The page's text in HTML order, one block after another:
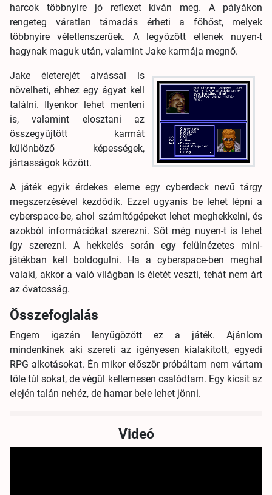
harcok többnyire jó reflexet kíván meg. A pályákon
rengeteg váratlan támadás érheti a főhőst, melyek
többnyire véletlenszerűek. A legyőzött ellenek nuyen-t
hagynak maguk után, valamint Jake karmája megnő.
Jake életerejét alvással is
növelheti, ehhez egy ágyat kell
találni. Ilyenkor lehet menteni
is, valamint elosztani az
összegyűjtött karmát
különböző képességek,
jártasságok között.
A játék egyik érdekes eleme egy cyberdeck nevű tárgy
megszerzésével kezdődik. Ezzel ugyanis be lehet lépni a
cyberspace-be, ahol számítógépeket lehet meghekkelni, és
azokból információkat szerezni. Sőt még nuyen-t is lehet
így szerezni. A hekkelés során egy felülnézetes mini-
játékban kell boldogulni. Ha a cyberspace-ben meghal
valaki, akkor a való világban is életét veszti, tehát nem árt
az óvatosság.
Összefoglalás
Engem igazán lenyűgözött ez a játék. Ajánlom
mindenkinek aki szereti az igényesen kialakított, egyedi
RPG alkotásokat. Én mikor először próbáltam nem vártam
tőle túl sokat, de végül kellemesen csalódtam. Egy kicsit az
elején talán nehéz, de hamar bele lehet jönni.
Videó